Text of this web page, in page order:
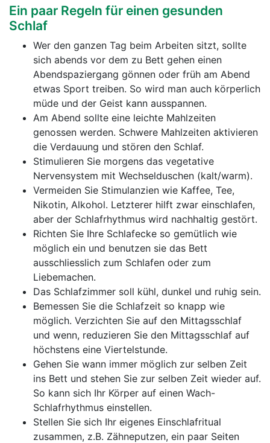
Ein paar Regeln für einen gesunden
Schlaf
Wer den ganzen Tag beim Arbeiten sitzt, sollte
sich abends vor dem zu Bett gehen einen
Abendspaziergang gönnen oder früh am Abend
etwas Sport treiben. So wird man auch körperlich
müde und der Geist kann ausspannen.
Am Abend sollte eine leichte Mahlzeiten
genossen werden. Schwere Mahlzeiten aktivieren
die Verdauung und stören den Schlaf.
Stimulieren Sie morgens das vegetative
Nervensystem mit Wechselduschen (kalt/warm).
Vermeiden Sie Stimulanzien wie Kaffee, Tee,
Nikotin, Alkohol. Letzterer hilft zwar einschlafen,
aber der Schlafrhythmus wird nachhaltig gestört.
Richten Sie Ihre Schlafecke so gemütlich wie
möglich ein und benutzen sie das Bett
ausschliesslich zum Schlafen oder zum
Liebemachen.
Das Schlafzimmer soll kühl, dunkel und ruhig sein.
Bemessen Sie die Schlafzeit so knapp wie
möglich. Verzichten Sie auf den Mittagsschlaf
und wenn, reduzieren Sie den Mittagsschlaf auf
höchstens eine Viertelstunde.
Gehen Sie wann immer möglich zur selben Zeit
ins Bett und stehen Sie zur selben Zeit wieder auf.
So kann sich Ihr Körper auf einen Wach-
Schlafrhythmus einstellen.
Stellen Sie sich Ihr eigenes Einschlafritual
zusammen, z.B. Zähneputzen, ein paar Seiten